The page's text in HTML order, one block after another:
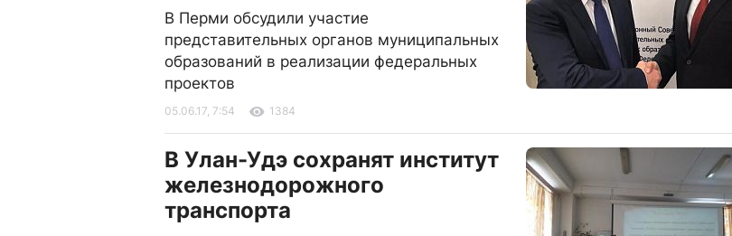
В Перми обсудили участие
представительных органов муниципальных
образований в реализации федеральных
проектов
05.06.17, 7:54 1384
В Улан-Удэ сохранят институт
железнодорожного
транспорта